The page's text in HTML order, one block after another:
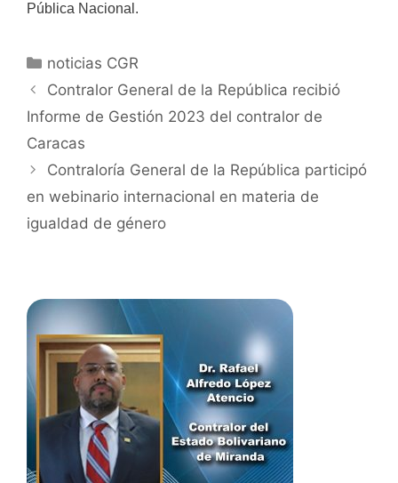
Pública Nacional.
noticias CGR
Contralor General de la República recibió
Informe de Gestión 2023 del contralor de
Caracas
Contraloría General de la República participó
en webinario internacional en materia de
igualdad de género